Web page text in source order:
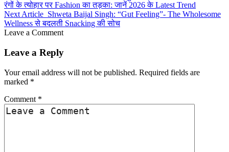
रंगों के त्योहार पर Fashion का तड़का: जानें 2026 के Latest Trend
Next Article Shweta Baijal Singh: “Gut Feeling”- The Wholesome
Wellness से बदलती Snacking की सोच
Leave a Comment
Leave a Reply
Your email address will not be published. Required fields are
marked *
Comment *